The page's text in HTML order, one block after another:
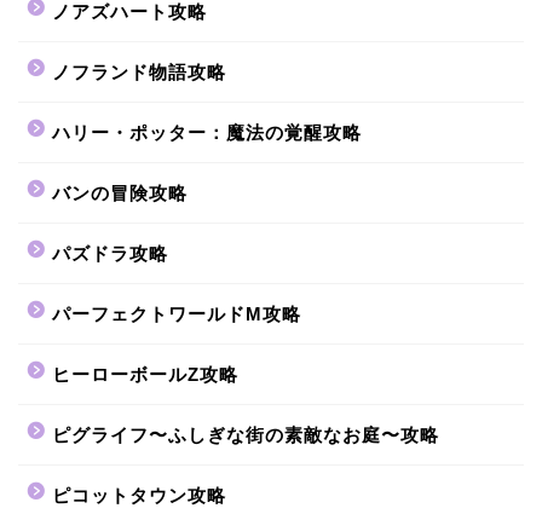
ノアズハート攻略
ノフランド物語攻略
ハリー・ポッター：魔法の覚醒攻略
バンの冒険攻略
パズドラ攻略
パーフェクトワールドM攻略
ヒーローボールZ攻略
ピグライフ〜ふしぎな街の素敵なお庭〜攻略
ピコットタウン攻略